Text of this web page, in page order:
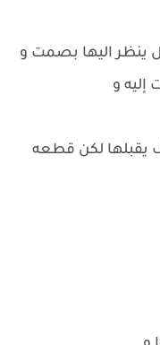
اليها بصمت و
و
يقبلها لكن قطعه